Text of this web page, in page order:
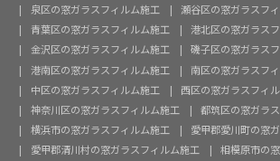
泉区の窓ガラスフィルム施工
瀬谷区の窓ガラスフ
青葉区の窓ガラスフィルム施工
港北区の窓ガラス
金沢区の窓ガラスフィルム施工
磯子区の窓ガラス
港南区の窓ガラスフィルム施工
南区の窓ガラスフ
中区の窓ガラスフィルム施工
西区の窓ガラスフィ
神奈川区の窓ガラスフィルム施工
都筑区の窓ガラ
横浜市の窓ガラスフィルム施工
愛甲郡愛川町の窓
愛甲郡清川村の窓ガラスフィルム施工
相模原市の